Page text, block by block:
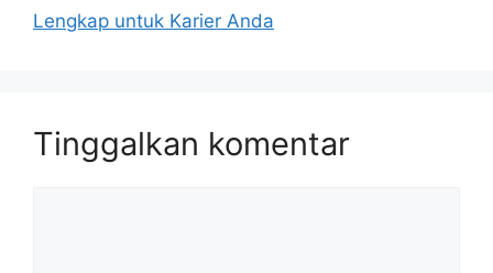
Lengkap untuk Karier Anda
Tinggalkan komentar